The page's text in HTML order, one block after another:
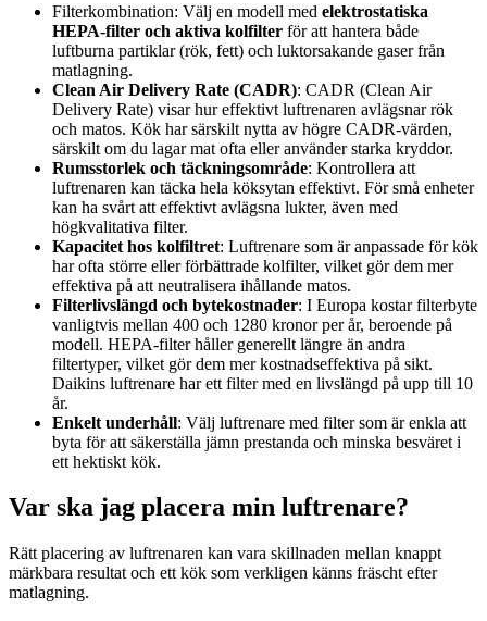
Filterkombination: Välj en modell med elektrostatiska
HEPA‑filter och aktiva kolfilter för att hantera både
luftburna partiklar (rök, fett) och luktorsakande gaser från
matlagning.
Clean Air Delivery Rate (CADR): CADR (Clean Air
Delivery Rate) visar hur effektivt luftrenaren avlägsnar rök
och matos. Kök har särskilt nytta av högre CADR‑värden,
särskilt om du lagar mat ofta eller använder starka kryddor.
Rumsstorlek och täckningsområde: Kontrollera att
luftrenaren kan täcka hela köksytan effektivt. För små enheter
kan ha svårt att effektivt avlägsna lukter, även med
högkvalitativa filter.
Kapacitet hos kolfiltret: Luftrenare som är anpassade för kök
har ofta större eller förbättrade kolfilter, vilket gör dem mer
effektiva på att neutralisera ihållande matos.
Filterlivslängd och bytekostnader: I Europa kostar filterbyte
vanligtvis mellan 400 och 1280 kronor per år, beroende på
modell. HEPA‑filter håller generellt längre än andra
filtertyper, vilket gör dem mer kostnadseffektiva på sikt.
Daikins luftrenare har ett filter med en livslängd på upp till 10
år.
Enkelt underhåll: Välj luftrenare med filter som är enkla att
byta för att säkerställa jämn prestanda och minska besväret i
ett hektiskt kök.
Var ska jag placera min luftrenare?
Rätt placering av luftrenaren kan vara skillnaden mellan knappt
märkbara resultat och ett kök som verkligen känns fräscht efter
matlagning.